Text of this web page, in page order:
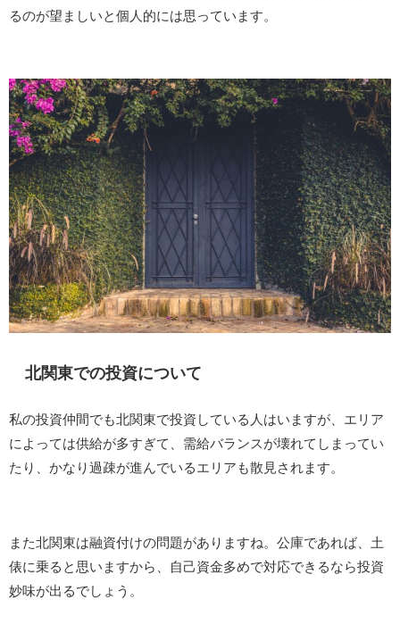
るのが望ましいと個人的には思っています。
北関東での投資について
私の投資仲間でも北関東で投資している人はいますが、エリア
によっては供給が多すぎて、需給バランスが壊れてしまってい
たり、かなり過疎が進んでいるエリアも散見されます。
また北関東は融資付けの問題がありますね。公庫であれば、土
俵に乗ると思いますから、自己資金多めで対応できるなら投資
妙味が出るでしょう。